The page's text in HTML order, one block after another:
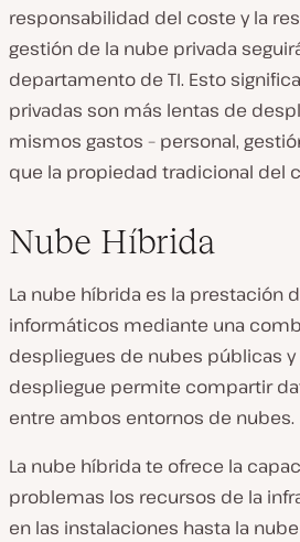
responsabilidad del coste y la
gestión de la nube privada
departamento de TI. Esto
privadas son más lentas de
mismos gastos – personal,
que la propiedad tradicional del
Nube Híbrida
La nube híbrida es la prestación
informáticos mediante una
despliegues de nubes públicas
despliegue permite compartir
entre ambos entornos de nubes.
La nube híbrida te ofrece la
problemas los recursos de la
en las instalaciones hasta la